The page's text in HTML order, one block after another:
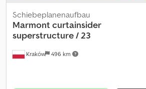
Kraków 496 km
Schiebeplanenaufbau
Marmont curtainsider
superstructure / 23